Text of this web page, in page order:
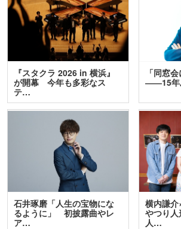
『スタクラ 2026 in 横浜』
が開幕 今年も多彩なス
テ…
「同窓
――15年
石井琢磨「人生の宝物にな
るように」 初披露曲やレ
ア…
横内謙
やつり
人…